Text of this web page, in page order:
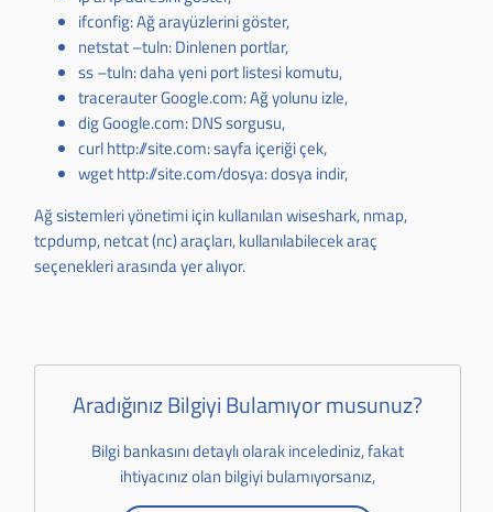
ifconfig: Ağ arayüzlerini göster,
netstat –tuln: Dinlenen portlar,
ss –tuln: daha yeni port listesi komutu,
tracerauter Google.com: Ağ yolunu izle,
dig Google.com: DNS sorgusu,
curl http://site.com: sayfa içeriği çek,
wget http://site.com/dosya: dosya indir,
Ağ sistemleri yönetimi için kullanılan wiseshark, nmap,
tcpdump, netcat (nc) araçları, kullanılabilecek araç
seçenekleri arasında yer alıyor.
Aradığınız Bilgiyi Bulamıyor musunuz?
Bilgi bankasını detaylı olarak incelediniz, fakat
ihtiyacınız olan bilgiyi bulamıyorsanız,